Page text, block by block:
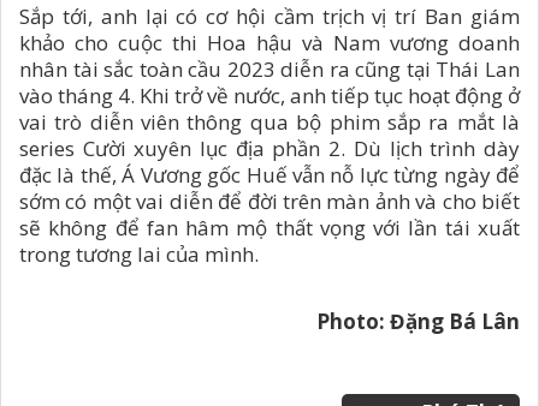
Sắp tới, anh lại có cơ hội cầm trịch vị trí Ban giám
khảo cho cuộc thi Hoa hậu và Nam vương doanh
nhân tài sắc toàn cầu 2023 diễn ra cũng tại Thái Lan
vào tháng 4. Khi trở về nước, anh tiếp tục hoạt động ở
vai trò diễn viên thông qua bộ phim sắp ra mắt là
series Cười xuyên lục địa phần 2. Dù lịch trình dày
đặc là thế, Á Vương gốc Huế vẫn nỗ lực từng ngày để
sớm có một vai diễn để đời trên màn ảnh và cho biết
sẽ không để fan hâm mộ thất vọng với lần tái xuất
trong tương lai của mình.
Photo: Đặng Bá Lân